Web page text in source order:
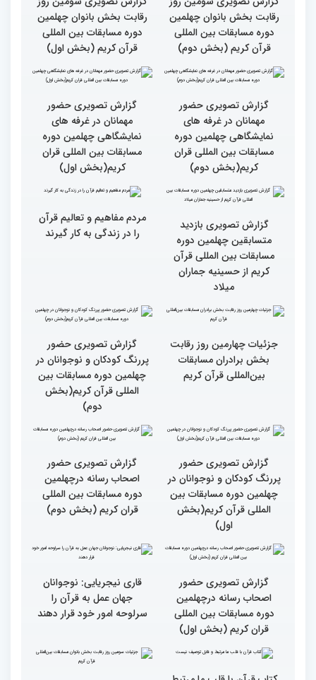
بالاترین سطح برگزاری
مسابقات قرآن را در ایران
شاهد بودم
ایران مهد قرآن است/ سطح
مسابقات ایران خیلی بالاست
گزارش تصویری سومین روز
رقابت بخش بانوان چهلمین
دوره مسابقات بین المللی
قرآن کریم (بخش دوم)
گزارش تصویری سومین روز
رقابت بخش بانوان چهلمین
دوره مسابقات بین المللی
قرآن کریم (بخش اول)
مهمانان در غرفه های
نمایشگاهی چهلمین دوره
مسابقات بین المللی قران
کریم(بخش دوم)
گزارش تصویری حضور
مهمانان در غرفه های
نمایشگاهی چهلمین دوره
متسابقین چهلمین دوره
مسابقات بین المللی قرآن
کریم از حسینیه جماران
مردم مفاهیم و تعالیم قرآن
را در زندگی به کار گیرند
بخش برادران مسابقات
بین‌المللی قرآن کریم
پررنگ کودکان و نوجوانان در
چهلمین دوره مسابقات بین
المللی قرآن کریم(بخش
دوم)
پررنگ کودکان و نوجوانان در
چهلمین دوره مسابقات بین
المللی قرآن کریم(بخش
اول)
اصحاب رسانه درچهلمین
دوره مسابقات بین المللی
قران کریم (بخش دوم)